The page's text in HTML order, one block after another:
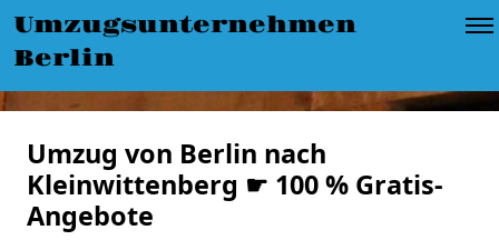
Umzugsunternehmen
Berlin
Umzug von Berlin nach
Kleinwittenberg ☛ 100 % Gratis-
Angebote